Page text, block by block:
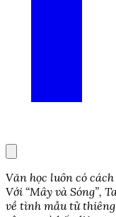
Văn học luôn có
Với “Mây và Sóng”,
về tình mẫu tử